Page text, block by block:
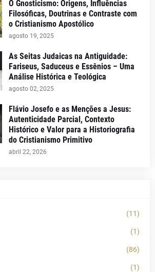
O Gnosticismo: Origens, Influências
Filosóficas, Doutrinas e Contraste com
o Cristianismo Apostólico
agosto 19, 2025
As Seitas Judaicas na Antiguidade:
Fariseus, Saduceus e Essênios – Uma
Análise Histórica e Teológica
agosto 02, 2025
Flávio Josefo e as Menções a Jesus:
Autenticidade Parcial, Contexto
Histórico e Valor para a Historiografia
do Cristianismo Primitivo
abril 22, 2026
(11)
(1)
(86)
(1)